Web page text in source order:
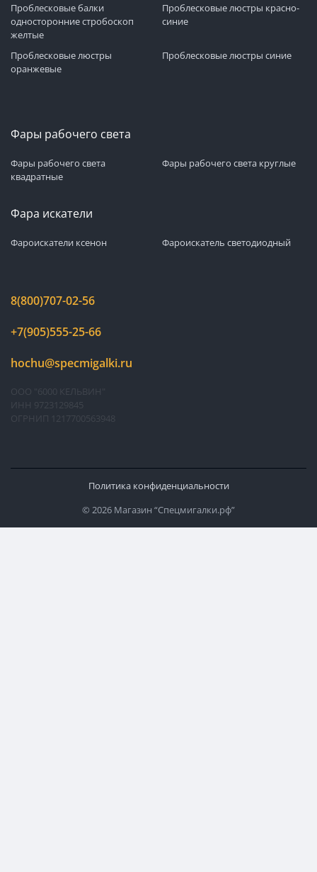
Проблесковые балки
односторонние стробоскоп
желтые
Проблесковые люстры красно-
синие
Проблесковые люстры
оранжевые
Проблесковые люстры синие
Фары рабочего света
Фары рабочего света
квадратные
Фары рабочего света круглые
Фара искатели
Фароискатели ксенон Фароискатель светодиодный
8(800)707-02-56
+7(905)555-25-66
hochu@specmigalki.ru
ООО "6000 КЕЛЬВИН"
ИНН 9723129845
ОГРНИП 1217700563948
Политика конфиденциальности
© 2026 Магазин “Спецмигалки.рф”